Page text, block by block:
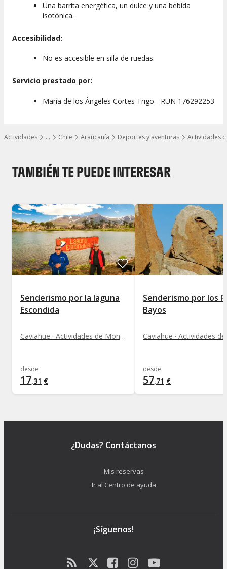
…
Mostrar todos los niveles
Actividades Chile Araucanía Deportes y aventuras Actividades
Una barrita energética, un dulce y una bebida
isotónica.
Accesibilidad:
No es accesible en silla de ruedas.
Servicio prestado por:
María de los Ángeles Cortes Trigo - RUN 176292253
TAMBIÉN TE PUEDE INTERESAR
Senderismo por la laguna
Escondida
Caviahue · Actividades de Montaña
desde
17,31 €
Senderismo por los
Bayos
desde
57,71 €
¿Dudas? Contáctanos
Mis reservas
Ir al Centro de ayuda
¡Síguenos!